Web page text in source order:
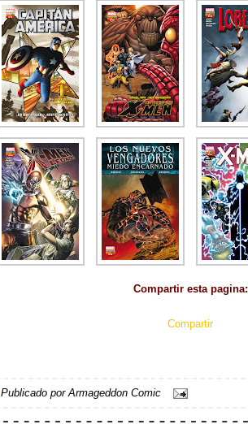
Compartir esta pagina:
Compartir
Publicado porArmageddon Comic